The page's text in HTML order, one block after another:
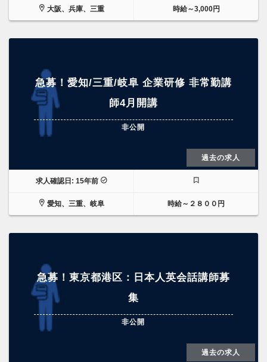
大阪、兵庫、三重 時給～3,000円
急募！愛知/三重/岐阜 企業研修 非常勤講
師4月開講
非公開
過去の求人
求人確認日: 15年前
愛知、三重、岐阜 時給～２８００円
急募！東京都港区：日本人英会話講師募
集
非公開
過去の求人